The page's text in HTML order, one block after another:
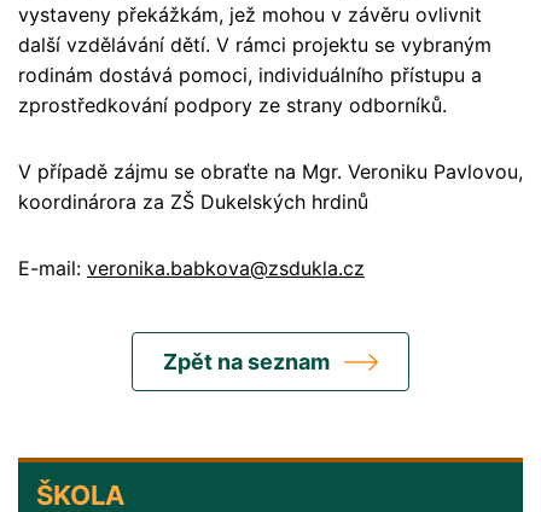
ŠKOLA
ŠKOLA
vystaveny překážkám, jež mohou v závěru ovlivnit
další vzdělávání dětí. V rámci projektu se vybraným
rodinám dostává pomoci, individuálního přístupu a
zprostředkování podpory ze strany odborníků.
V případě zájmu se obraťte na Mgr. Veroniku Pavlovou,
koordinárora za ZŠ Dukelských hrdinů
E-mail: veronika.babkova@zsdukla.cz
Zpět na seznam